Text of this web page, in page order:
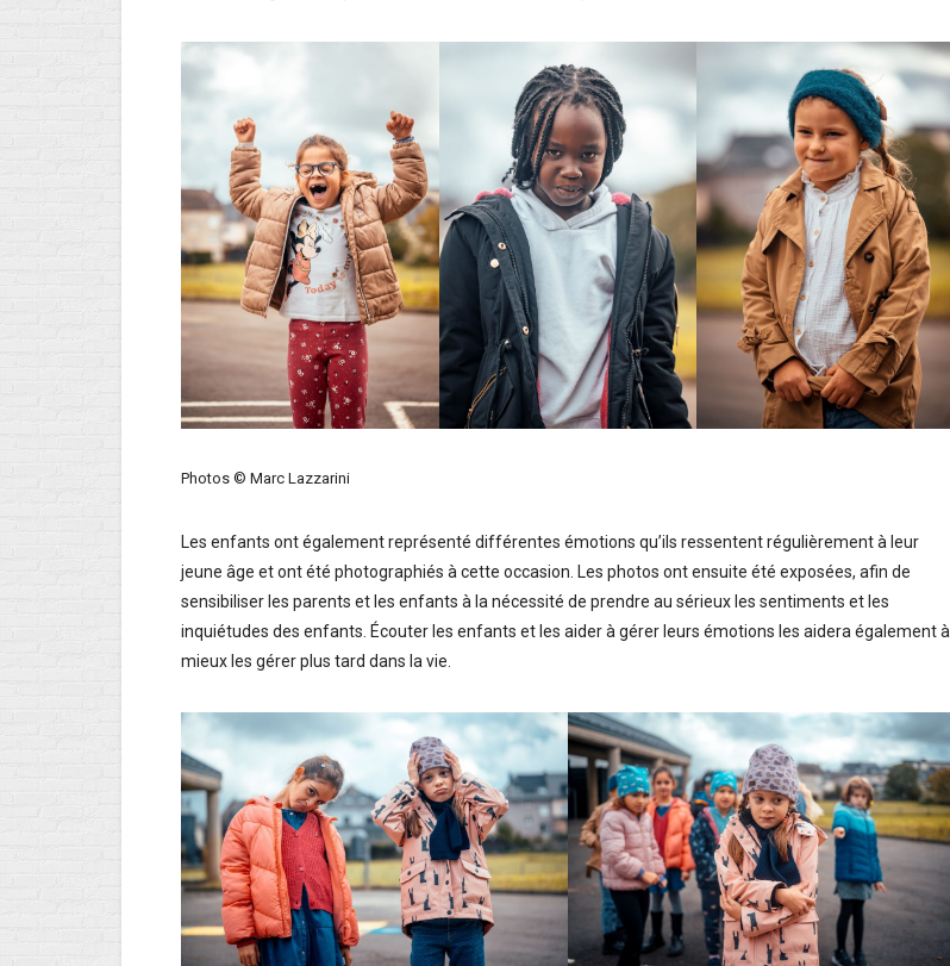
Photos © Marc Lazzarini
Les enfants ont également représenté différentes émotions qu’ils ressentent régulièrement à leur
jeune âge et ont été photographiés à cette occasion. Les photos ont ensuite été exposées, afin de
sensibiliser les parents et les enfants à la nécessité de prendre au sérieux les sentiments et les
inquiétudes des enfants. Écouter les enfants et les aider à gérer leurs émotions les aidera également à
mieux les gérer plus tard dans la vie.